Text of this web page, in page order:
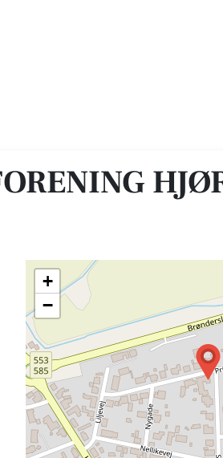
+
−